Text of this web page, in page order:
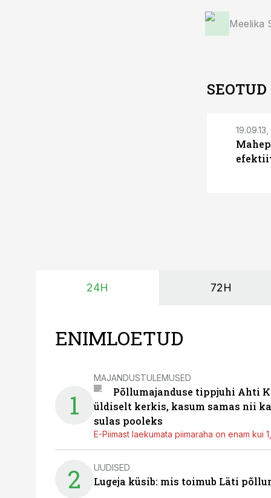
Meelika
SEOTUD
19.09.13,
24H 72H
ENIMLOETUD
1
MAJANDUSTULEMUSED
Põllumajanduse tippjuhi Ahti
üldiselt kerkis, kasum samas nii
sulas pooleks
E-Piimast laekumata piimaraha on enam kui
2 UUDISED
Lugeja küsib: mis toimub Läti